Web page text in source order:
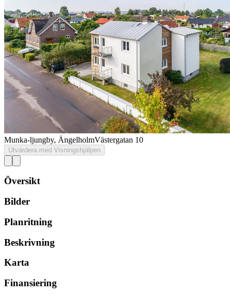
Munka-ljungby, ÄngelholmVästergatan 10
Utvärdera med Visningshjälpen
Översikt
Bilder
Planritning
Beskrivning
Karta
Finansiering